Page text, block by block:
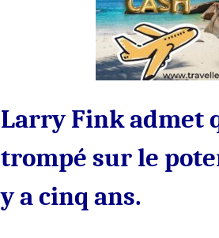
Larry Fink admet
trompé sur le
y a cinq ans.